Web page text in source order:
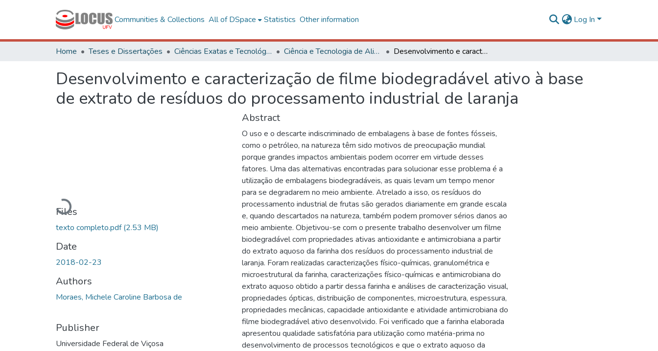
Communities & Collections All of DSpace Statistics Other information Log In
Home Teses e Dissertações Ciências Exatas e Tecnológicas Ciência e Tecnologia de Alimentos Desenvolvimento e caracterização de filme biodegradável ativo à base de extrato de resíduos do processamento industrial de laranja
Desenvolvimento e caracterização de filme biodegradável ativo à base
de extrato de resíduos do processamento industrial de laranja
Loading...
Files
texto completo.pdf(2.53 MB)
Date
2018-02-23
Authors
Moraes, Michele Caroline Barbosa de
Publisher
Universidade Federal de Viçosa
Abstract
O uso e o descarte indiscriminado de embalagens à base de fontes fósseis,
como o petróleo, na natureza têm sido motivos de preocupação mundial
porque grandes impactos ambientais podem ocorrer em virtude desses
fatores. Uma das alternativas encontradas para solucionar esse problema é a
utilização de embalagens biodegradáveis, as quais levam um tempo menor
para se degradarem no meio ambiente. Atrelado a isso, os resíduos do
processamento industrial de frutas são gerados diariamente em grande escala
e, quando descartados na natureza, também podem promover sérios danos ao
meio ambiente. Objetivou-se com o presente trabalho desenvolver um filme
biodegradável com propriedades ativas antioxidante e antimicrobiana a partir
do extrato aquoso da farinha dos resíduos do processamento industrial de
laranja. Foram realizadas caracterizações físico-químicas, granulométrica e
microestrutural da farinha, caracterizações físico-químicas e antimicrobiana do
extrato aquoso obtido a partir dessa farinha e análises de caracterização visual,
propriedades ópticas, distribuição de componentes, microestrutura, espessura,
propriedades mecânicas, capacidade antioxidante e atividade antimicrobiana do
filme biodegradável ativo desenvolvido. Foi verificado que a farinha elaborada
apresentou qualidade satisfatória para utilização como matéria-prima no
desenvolvimento de processos tecnológicos e que o extrato aquoso da